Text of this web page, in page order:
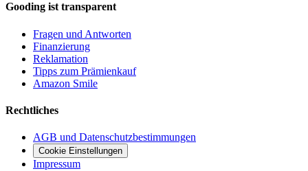
Gooding ist transparent
Fragen und Antworten
Finanzierung
Reklamation
Tipps zum Prämienkauf
Amazon Smile
Rechtliches
AGB und Datenschutzbestimmungen
Cookie Einstellungen
Impressum